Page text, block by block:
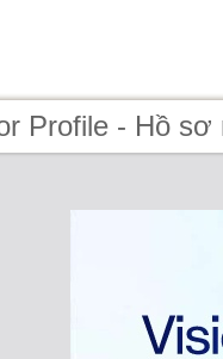
Profile - Hồ